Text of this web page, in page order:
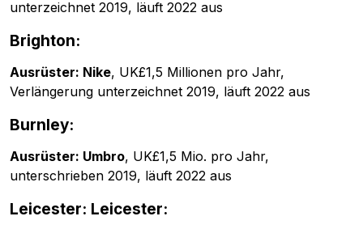
unterzeichnet 2019, läuft 2022 aus
Brighton:
Ausrüster: Nike, UK£1,5 Millionen pro Jahr,
Verlängerung unterzeichnet 2019, läuft 2022 aus
Burnley:
Ausrüster: Umbro, UK£1,5 Mio. pro Jahr,
unterschrieben 2019, läuft 2022 aus
Leicester: Leicester: